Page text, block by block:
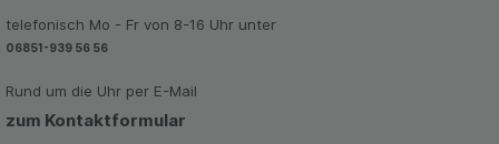
telefonisch Mo - Fr von 8-16 Uhr unter
06851-939 56 56
Rund um die Uhr per E-Mail
zum Kontaktformular